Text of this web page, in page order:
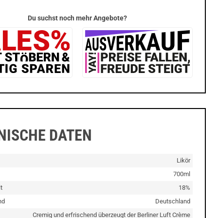
Du suchst noch mehr Angebote?
DATEN
Likör
700ml
18%
Deutschland
Cremig und erfrischend überzeugt der Berliner Luft Crème